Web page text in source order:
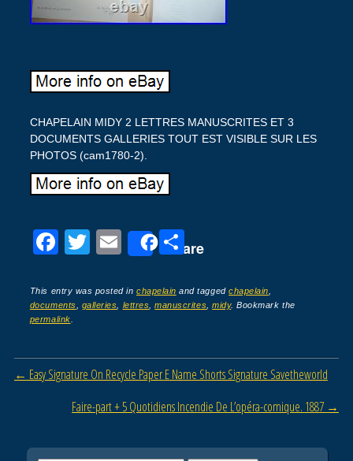
CHAPELAIN MIDY 2 LETTRES MANUSCRITES ET 3
DOCUMENTS GALLERIES TOUT EST VISIBLE SUR LES
PHOTOS (cam1780-2).
F
c
e
o
T
tt
er
E
ail
Share
P
ta
g
This entry was posted inchapelain and taggedchapelain
documents
galleries lettres ,manuscrites ,midy. Bookmark the
permalink
Post navigation
← Easy Signature On Recycle Paper E Name Shorts Signature Savetheworld
Faire-part + 5 Quotidiens Incendie De L’opéra-comique. 1887 →